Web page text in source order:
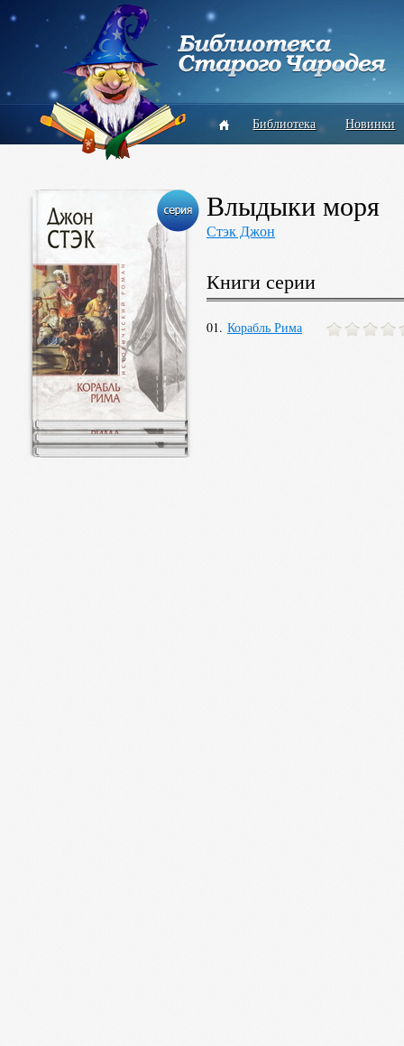
Библиотека Новинки
Влыдыки моря
Стэк Джон
Книги серии
01. Корабль Рима